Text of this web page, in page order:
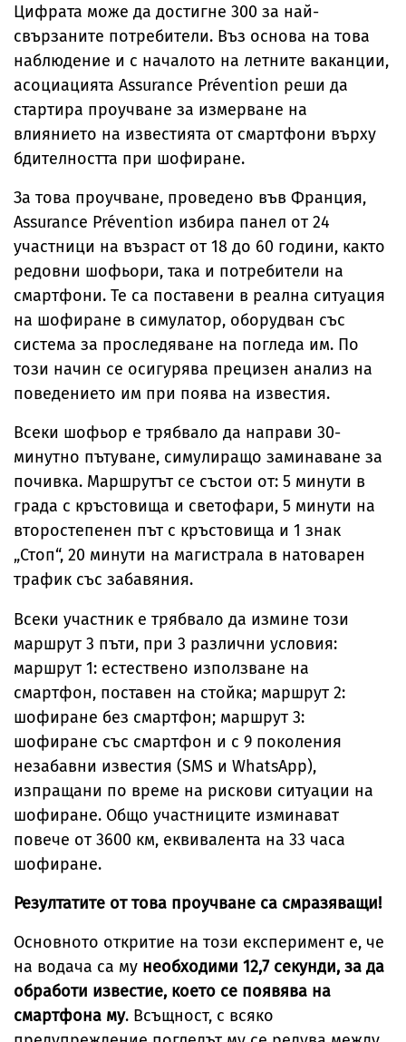
Цифрата може да достигне 300 за най-
свързаните потребители. Въз основа на това
наблюдение и с началото на летните ваканции,
асоциацията Assurance Prévention реши да
стартира проучване за измерване на
влиянието на известията от смартфони върху
бдителността при шофиране.
За това проучване, проведено във Франция,
Assurance Prévention избира панел от 24
участници на възраст от 18 до 60 години, както
редовни шофьори, така и потребители на
смартфони. Те са поставени в реална ситуация
на шофиране в симулатор, оборудван със
система за проследяване на погледа им. По
този начин се осигурява прецизен анализ на
поведението им при поява на известия.
Всеки шофьор е трябвало да направи 30-
минутно пътуване, симулиращо заминаване за
почивка. Маршрутът се състои от: 5 минути в
града с кръстовища и светофари, 5 минути на
второстепенен път с кръстовища и 1 знак
„Стоп“, 20 минути на магистрала в натоварен
трафик със забавяния.
Всеки участник е трябвало да измине този
маршрут 3 пъти, при 3 различни условия:
маршрут 1: естествено използване на
смартфон, поставен на стойка; маршрут 2:
шофиране без смартфон; маршрут 3:
шофиране със смартфон и с 9 поколения
незабавни известия (SMS и WhatsApp),
изпращани по време на рискови ситуации на
шофиране. Общо участниците изминават
повече от 3600 км, еквивалента на 33 часа
шофиране.
Резултатите от това проучване са смразяващи!
Основното откритие на този експеримент е, че
на водача са му необходими 12,7 секунди, за да
обработи известие, което се появява на
смартфона му. Всъщност, с всяко